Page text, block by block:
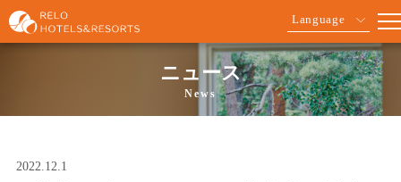
Language
ニュース
News
2022.12.1